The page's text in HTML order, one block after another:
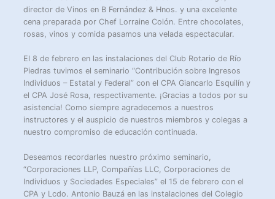
director de Vinos en B Fernández & Hnos. y una excelente
cena preparada por Chef Lorraine Colón. Entre chocolates,
rosas, vinos y comida pasamos una velada espectacular.
El 8 de febrero en las instalaciones del Club Rotario de Río
Piedras tuvimos el seminario “Contribución sobre Ingresos
Individuos – Estatal y Federal” con el CPA Giancarlo Esquilín y
el CPA José Rosa, respectivamente. ¡Gracias a todos por su
asistencia! Como siempre agradecemos a nuestros
instructores y el auspicio de nuestros miembros y colegas a
nuestro compromiso de educación continuada.
Deseamos recordarles nuestro próximo seminario,
“Corporaciones LLP, Compañías LLC, Corporaciones de
Individuos y Sociedades Especiales” el 15 de febrero con el
CPA y Lcdo. Antonio Bauzá en las instalaciones del Colegio